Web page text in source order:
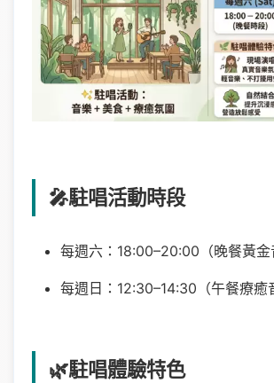
🎤駐唱活動時段
每週六：18:00–20:00（晚餐黃金
每週日：12:30–14:30（午餐療癒
🌿駐唱體驗特色